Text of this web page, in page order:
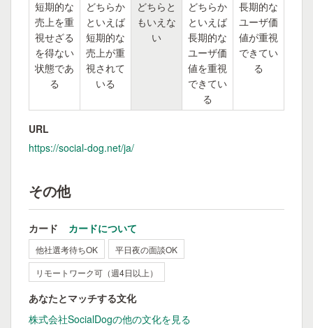
短期的な
売上を重
視せざる
を得ない
状態であ
る
どちらか
といえば
短期的な
売上が重
視されて
いる
どちらと
もいえな
い
どちらか
といえば
長期的な
ユーザ価
値を重視
できてい
る
長期的な
ユーザ価
値が重視
できてい
る
URL
https://social-dog.net/ja/
その他
カード カードについて
他社選考待ちOK
平日夜の面談OK
リモートワーク可（週4日以上）
あなたとマッチする文化
株式会社SocialDogの他の文化を見る